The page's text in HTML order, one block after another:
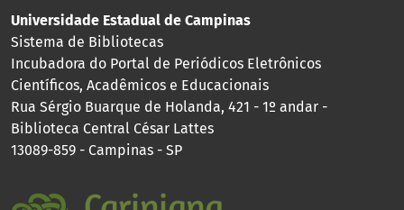
Universidade Estadual de Campinas
Sistema de Bibliotecas
Incubadora do Portal de Periódicos Eletrônicos
Científicos, Acadêmicos e Educacionais
Rua Sérgio Buarque de Holanda, 421 - 1º andar -
Biblioteca Central César Lattes
13089-859 - Campinas - SP